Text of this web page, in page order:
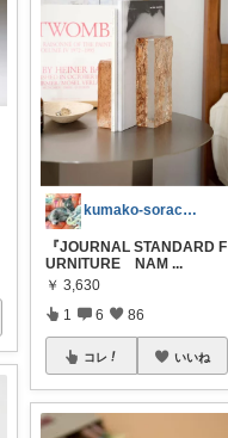
kumako-sorachloeAsh
『JOURNAL STANDARD F
URNITURE NAM ...
￥ 3,630
1 6 86
コレ いいね